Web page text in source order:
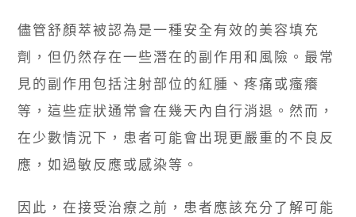
儘管舒顏萃被認為是一種安全有效的美容填充
劑，但仍然存在一些潛在的副作用和風險。最常
見的副作用包括注射部位的紅腫、疼痛或瘙癢
等，這些症狀通常會在幾天內自行消退。然而，
在少數情況下，患者可能會出現更嚴重的不良反
應，如過敏反應或感染等。
因此，在接受治療之前，患者應該充分了解可能